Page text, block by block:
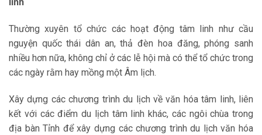
linh
Thường xuyên tổ chức các hoạt động tâm linh như cầu
nguyện quốc thái dân an, thả đèn hoa đăng, phóng sanh
nhiều hơn nữa, không chỉ ở các lễ hội mà có thể tổ chức trong
các ngày rằm hay mồng một Âm lịch.
Xây dựng các chương trình du lịch về văn hóa tâm linh, liên
kết với các điểm du lịch tâm linh khác, các ngôi chùa trong
địa bàn Tỉnh để xây dựng các chương trình du lịch văn hóa